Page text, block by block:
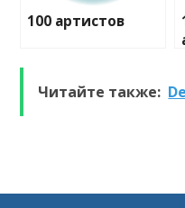
100 артистов
Читайте также: